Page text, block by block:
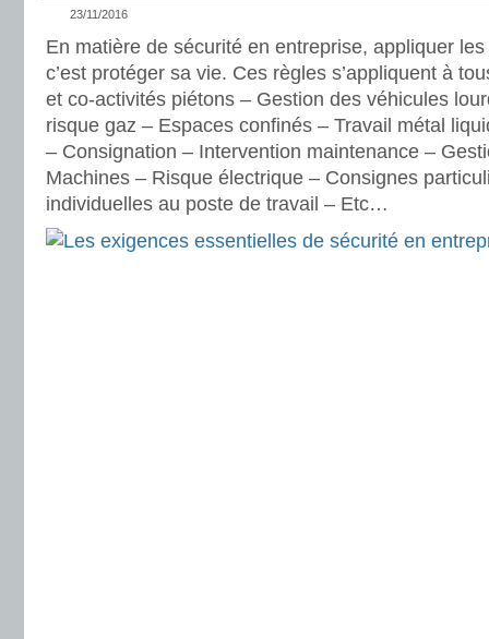
23/11/2016
En matière de sécurité en entreprise, appliquer
c’est protéger sa vie. Ces règles s’appliquent à
et co-activités piétons – Gestion des véhicules
risque gaz – Espaces confinés – Travail métal
– Consignation – Intervention maintenance –
Machines – Risque électrique – Consignes
individuelles au poste de travail – Etc…